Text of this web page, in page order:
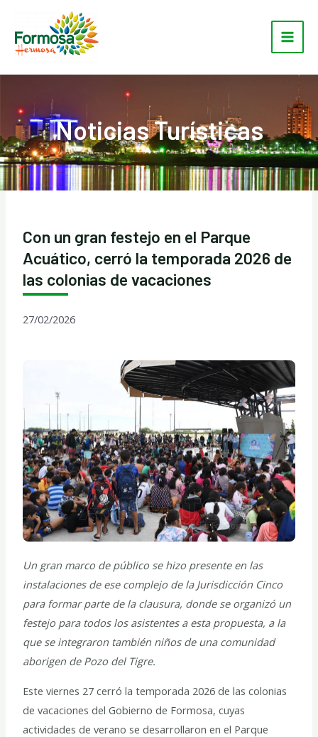
contenido
Noticias Turísticas
Con un gran festejo en el Parque
Acuático, cerró la temporada 2026 de
las colonias de vacaciones
27/02/2026
Un gran marco de público se hizo presente en las
instalaciones de ese complejo de la Jurisdicción Cinco
para formar parte de la clausura, donde se organizó un
festejo para todos los asistentes a esta propuesta, a la
que se integraron también niños de una comunidad
aborigen de Pozo del Tigre.
Este viernes 27 cerró la temporada 2026 de las colonias
de vacaciones del Gobierno de Formosa, cuyas
actividades de verano se desarrollaron en el Parque